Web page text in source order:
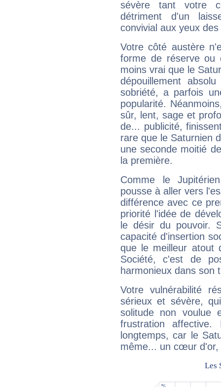
sévère tant votre
détriment d'un
convivial aux yeux
Votre côté austère
forme de réserve
moins vrai que le
dépouillement
sobriété, a parfois
popularité.
sûr, lent, sage et
de... publicité,
rare que le Saturnien
une seconde moitié
la première.
Comme le
pousse à aller vers
différence avec ce
priorité l'idée de
le désir du pouvoir.
capacité d'insertion
que le meilleur atout
Société, c'est de
harmonieux dans son
Votre vulnérabilité
sérieux et sévère,
solitude non voulue
frustration
longtemps, car le
même... un cœur d'or,